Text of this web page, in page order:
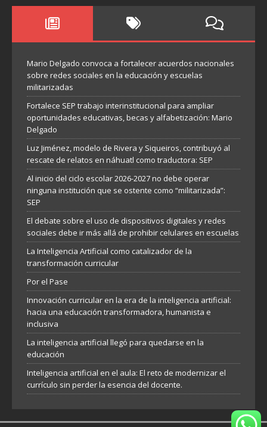
Mario Delgado convoca a fortalecer acuerdos nacionales
sobre redes sociales en la educación y escuelas
militarizadas
Fortalece SEP trabajo interinstitucional para ampliar
oportunidades educativas, becas y alfabetización: Mario
Delgado
Luz Jiménez, modelo de Rivera y Siqueiros, contribuyó al
rescate de relatos en náhuatl como traductora: SEP
Al inicio del ciclo escolar 2026-2027 no debe operar
ninguna institución que se ostente como “militarizada”:
SEP
El debate sobre el uso de dispositivos digitales y redes
sociales debe ir más allá de prohibir celulares en escuelas
La Inteligencia Artificial como catalizador de la
transformación curricular
Por el Pase
Innovación curricular en la era de la inteligencia artificial:
hacia una educación transformadora, humanista e
inclusiva
La inteligencia artificial llegó para quedarse en la
educación
Inteligencia artificial en el aula: El reto de modernizar el
currículo sin perder la esencia del docente.